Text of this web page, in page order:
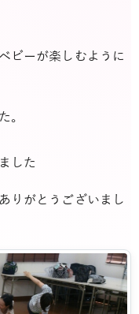
ビーが楽しむように
。
した
りがとうございまし